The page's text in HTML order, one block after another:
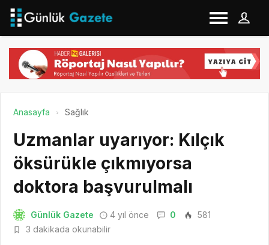
Anasayfa Sağlık
Uzmanlar uyarıyor: Kılçık
öksürükle çıkmıyorsa
doktora başvurulmalı
Günlük Gazete 4 yıl önce 0
581
3 dakikada okunabilir